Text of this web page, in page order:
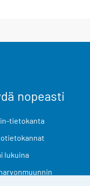
nopeasti
tietokanta
lukuina